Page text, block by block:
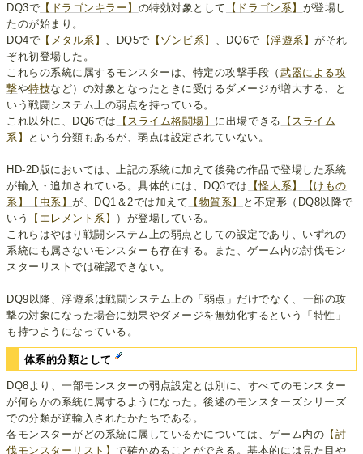
DQ3で 【ドラゴンキラー】 の特効対象として 【ドラゴン系】 が登場し
たのが始まり。
DQ4で 【メタル系】 、DQ5で 【ゾンビ系】 、DQ6で 【浮遊系】がそれ
ぞれ初登場した。
これらの系統に属するモンスターは、特定の攻撃手段（武器による攻
撃や特技など）の対象となったときに受けるダメージが増大する、と
いう戦闘システム上の弱点を持っている。
これ以外に、DQ6では
【スライム格闘場】 に出場できる
【スライム
系】
という分類もあるが、弱点は設定されていない。
HD-2D版においては、上記の系統に加えて後発の作品で登場した系統
が輸入・追加されている。具体的には、DQ3では
【怪人系】
【けもの
系】
【虫系】が、DQ1＆2では加えて 【物質系】
と不定形（DQ8以降で
いう
【エレメント系】
）が登場している。
これらはやはり戦闘システム上の弱点としての設定であり、いずれの
系統にも属さないモンスターも存在する。また、ゲーム内の討伐モン
スターリストでは確認できない。
DQ9以降、浮遊系は戦闘システム上の「弱点」だけでなく、一部の攻
撃の対象になった場合に効果やダメージを無効化するという「特性」
も持つようになっている。
体系的分類として
DQ8より、一部モンスターの弱点設定とは別に、すべてのモンスター
が何らかの系統に属するようになった。後述のモンスターズシリーズ
での分類が逆輸入されたかたちである。
各モンスターがどの系統に属しているかについては、ゲーム内の 【討
伐モンスターリスト】で確かめることができる。基本的には見た目や